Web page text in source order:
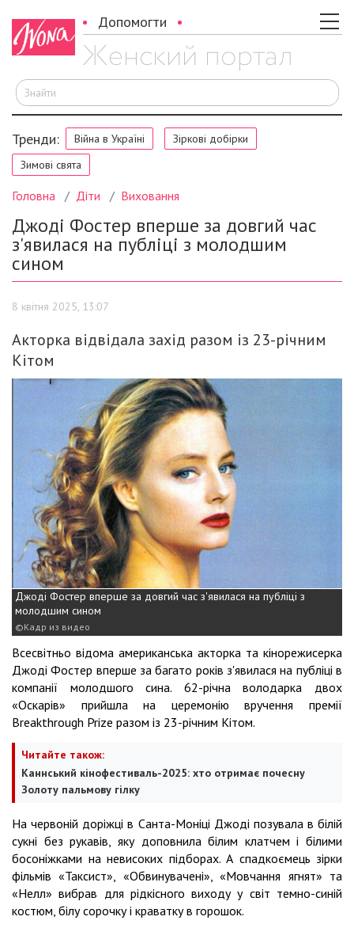
Допомогти
Тренди: Війна в Україні
Зіркові добірки
Зимові свята
Головна Діти Виховання
Джоді Фостер вперше за довгий час
з'явилася на публіці з молодшим
сином
8 квітня 2025, 13:07
Акторка відвідала захід разом із 23-річним
Кітом
Джоді Фостер вперше за довгий час з'явилася на публіці з
молодшим сином
Кадр из видео
Всесвітньо відома американська акторка та кінорежисерка
Джоді Фостер вперше за багато років з'явилася на публіці в
компанії молодшого сина. 62-річна володарка двох
«Оскарів» прийшла на церемонію вручення премії
Breakthrough Prize разом із 23-річним Кітом.
Читайте також:
Каннський кінофестиваль-2025: хто отримає почесну
Золоту пальмову гілку
На червоній доріжці в Санта-Моніці Джоді позувала в білій
сукні без рукавів, яку доповнила білим клатчем і білими
босоніжками на невисоких підборах. А спадкоємець зірки
фільмів «Таксист», «Обвинувачені», «Мовчання ягнят» та
«Нелл» вибрав для рідкісного виходу у світ темно-синій
костюм, білу сорочку і краватку в горошок.